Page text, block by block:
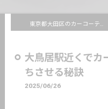
東京都大田区のカーコーティングならSTEALTH ARMOR WORKS
大鳥居駅近くでカ
ちさせる秘訣
2025/06/26